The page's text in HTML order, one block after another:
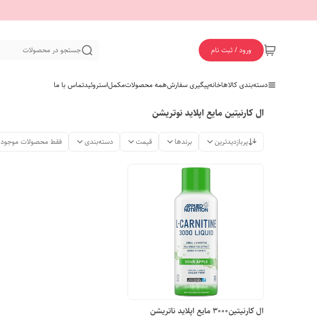
ورود / ثبت نام جستجو در محصولات
دسته‌بندی کالاهاخانهپیگیری سفارشهمه محصولاتمکملاستروئیدتماس با ما
ال کارنیتین مایع اپلاید نوتریشن
پربازدیدترین برندها قیمت دسته‌بندی فقط محصولات موجود
ال کارنیتین3000 مایع اپلاید ناتریشن